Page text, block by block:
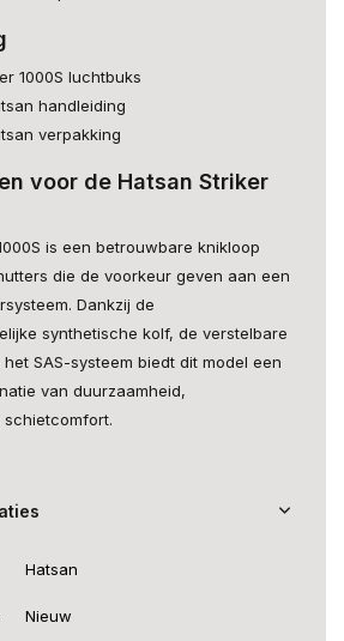
1000S luchtbuks
handleiding
verpakking
voor de Hatsan Striker
is een betrouwbare knikloop
die de voorkeur geven aan een
Dankzij de
synthetische kolf, de verstelbare
SAS-systeem biedt dit model een
van duurzaamheid,
Hatsan
Nieuw